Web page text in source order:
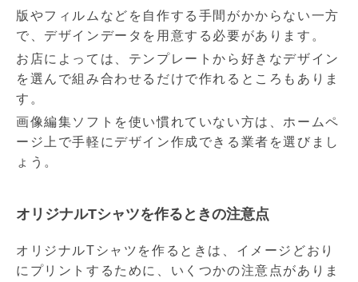
版やフィルムなどを自作する手間がかからない一方
で、デザインデータを用意する必要があります。
お店によっては、テンプレートから好きなデザイン
を選んで組み合わせるだけで作れるところもありま
す。
画像編集ソフトを使い慣れていない方は、ホームペ
ージ上で手軽にデザイン作成できる業者を選びまし
ょう。
オリジナルTシャツを作るときの注意点
オリジナルTシャツを作るときは、イメージどおり
にプリントするために、いくつかの注意点がありま